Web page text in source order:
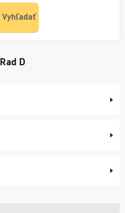
Vyhľadať
Rad D